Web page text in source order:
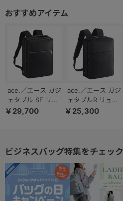
ace.／エース ガジ
ェタブル SF リュ
ック 14L 68782
￥29,700
ace.／エース ガジ
ェタブルR リュッ
ク 11L A4ファイ
￥25,300
ビジネスバッグ特集をチェック